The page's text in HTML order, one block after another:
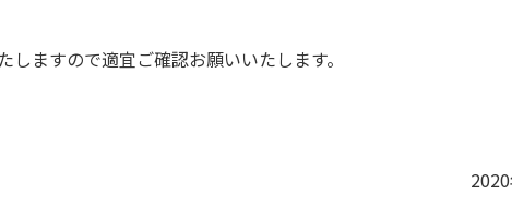
ますので適宜ご確認お願いいたします。